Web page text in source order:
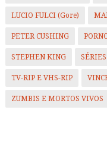
LUCIO FULCI (Gore)
PETER CUSHING
STEPHEN KING SÉRIES
TV-RIP E VHS-RIP
ZUMBIS E MORTOS VIVOS